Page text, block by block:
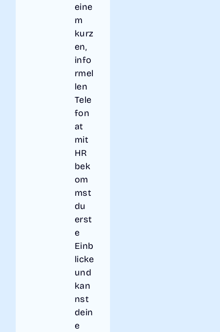
eine
m
kurz
en,
info
rmel
len
Tele
fon
at
mit
HR
bek
om
mst
du
erst
e
Einb
licke
und
kan
nst
dein
e